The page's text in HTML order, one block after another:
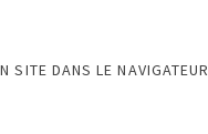
DANS LE